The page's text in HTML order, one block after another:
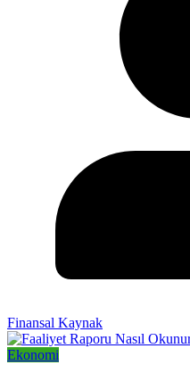
Finansal Kaynak
Ekonomi